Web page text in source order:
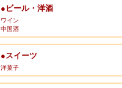
●ビール・洋酒
ワイン
中国酒
●スイーツ
洋菓子